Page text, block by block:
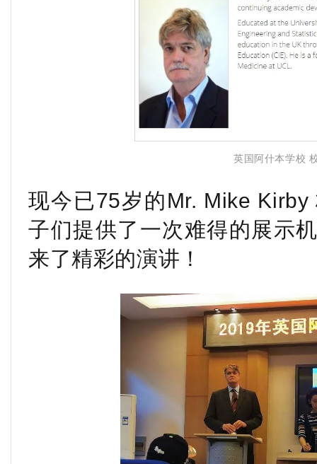
英国阿什本学校
现今已75岁的Mr. Mike
子们提供了一次难得的展示
来了精彩的演讲！